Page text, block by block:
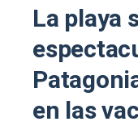
La playa
en las